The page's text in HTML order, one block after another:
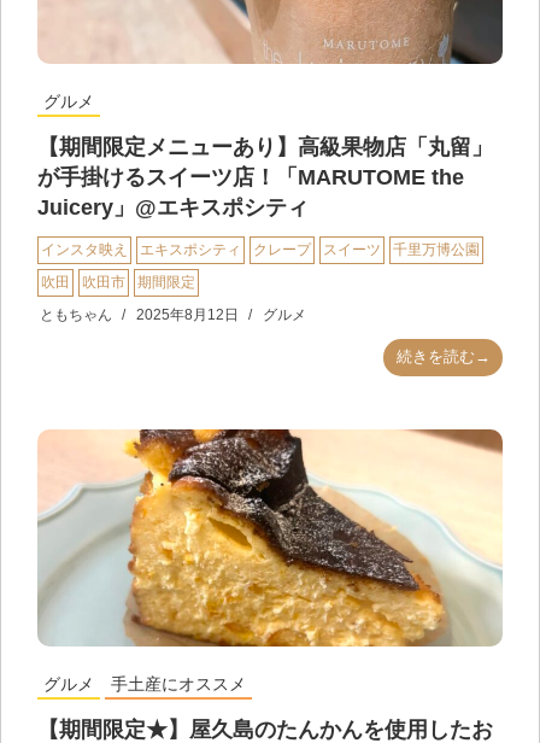
グルメ
【期間限定メニューあり】高級果物店「丸留」
が手掛けるスイーツ店！「MARUTOME the
Juicery」@エキスポシティ
インスタ映え エキスポシティ クレープ スイーツ
千里万博公園
吹田
吹田市
期間限定
ともちゃん
2025年8月12日 グルメ
続きを読む→
グルメ 手土産にオススメ
【期間限定★】屋久島のたんかんを使用したお